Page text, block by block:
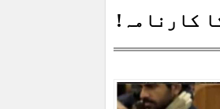
کارنامہ!